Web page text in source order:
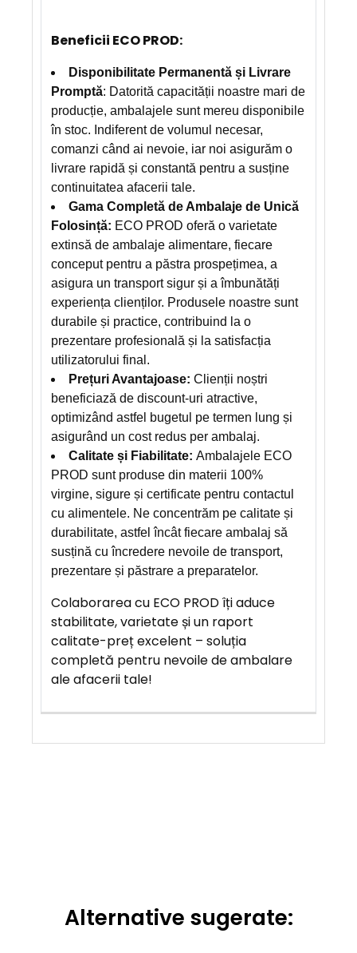
Beneficii ECO PROD:
Disponibilitate Permanentă și Livrare
Promptă: Datorită capacității noastre mari de
producție, ambalajele sunt mereu disponibile
în stoc. Indiferent de volumul necesar,
comanzi când ai nevoie, iar noi asigurăm o
livrare rapidă și constantă pentru a susține
continuitatea afacerii tale.
Gama Completă de Ambalaje de Unică
Folosință: ECO PROD oferă o varietate
extinsă de ambalaje alimentare, fiecare
conceput pentru a păstra prospețimea, a
asigura un transport sigur și a îmbunătăți
experiența clienților. Produsele noastre sunt
durabile și practice, contribuind la o
prezentare profesională și la satisfacția
utilizatorului final.
Prețuri Avantajoase: Clienții noștri
beneficiază de discount-uri atractive,
optimizând astfel bugetul pe termen lung și
asigurând un cost redus per ambalaj.
Calitate și Fiabilitate: Ambalajele ECO
PROD sunt produse din materii 100%
virgine, sigure și certificate pentru contactul
cu alimentele. Ne concentrăm pe calitate și
durabilitate, astfel încât fiecare ambalaj să
susțină cu încredere nevoile de transport,
prezentare și păstrare a preparatelor.
Colaborarea cu ECO PROD îți aduce
stabilitate, varietate și un raport
calitate-preț excelent – soluția
completă pentru nevoile de ambalare
ale afacerii tale!
Alternative sugerate: